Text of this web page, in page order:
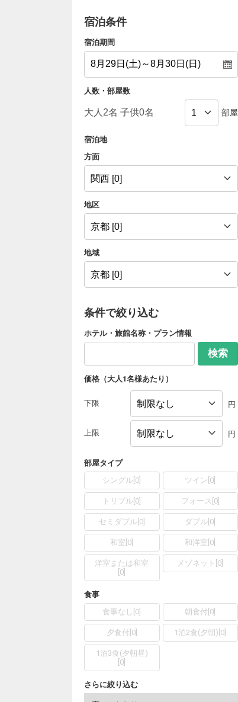
宿泊条件
宿泊期間
人数・部屋数
部屋
宿泊地
方面
地区
地域
条件で絞り込む
ホテル・旅館名称・プラン情報
検索
価格（大人1名様あたり）
下限 円
上限 円
部屋タイプ
シングル 0 ツイン 0
トリプル 0 フォース 0]
セミダブル[ 0] ダブル 0
和室 0 和洋室 0
洋室または和室
0
メゾネット 0
食事
食事なし 0 朝食付 0
夕食付 0] 1泊2食(夕朝) 0
1泊3食(夕朝昼)
0
さらに絞り込む